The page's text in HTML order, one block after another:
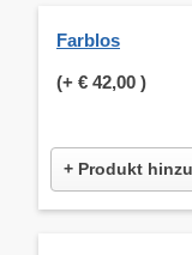
Farblos
(+ € 42,00 )
+ Produkt